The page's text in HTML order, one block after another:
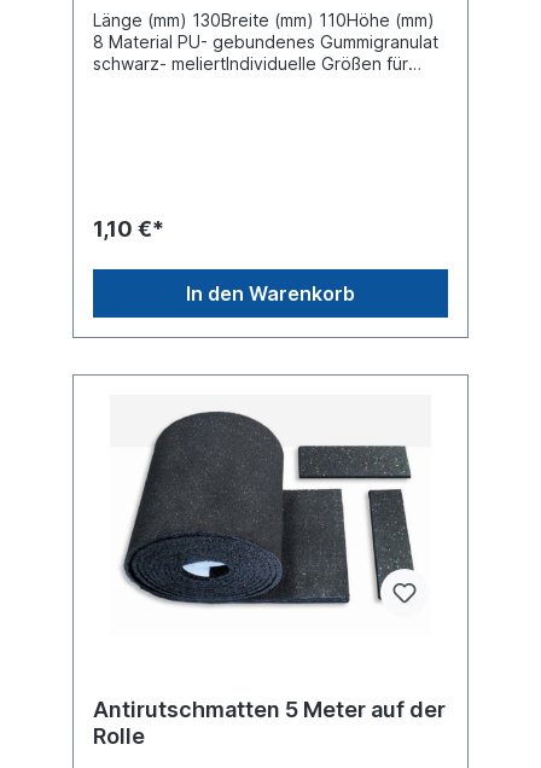
Länge (mm) 130Breite (mm) 110Höhe (mm)
8 Material PU- gebundenes Gummigranulat
schwarz- meliertIndividuelle Größen für
1,10 €*
In den Warenkorb
Antirutschmatten 5 Meter auf der
Rolle